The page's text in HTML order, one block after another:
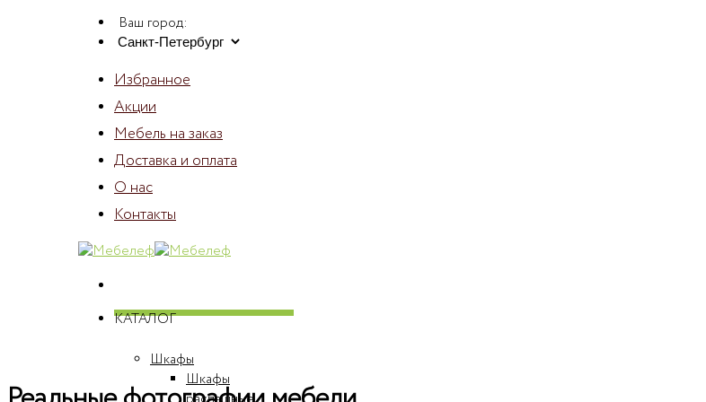
Ваш город:
Избранное
Акции
Мебель на заказ
Доставка и оплата
О нас
Контакты
КАТАЛОГ
Шкафы
Шкафы